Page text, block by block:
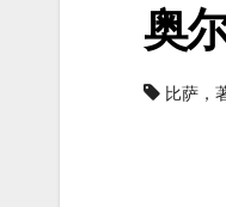
奥
比萨，